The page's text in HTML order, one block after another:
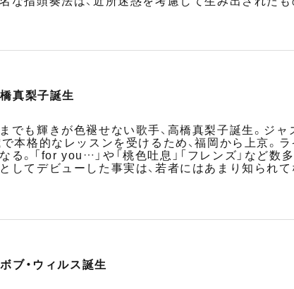
真梨子誕生
でも輝きが色褪せない歌手、高橋真梨子誕生。ジ
本格的なレッスンを受けるため、福岡から上京。
る。「for you…」や「桃色吐息」「フレンズ」など
してデビューした事実は、若者にはあまり知られて
ブ・ウィルス誕生